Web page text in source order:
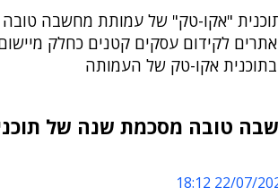
"אקו-טק" של עמותת מחשבה טובה
לקידום עסקים קטנים כחלק
אקו-טק של העמותה
טובה מסכמת שנה של
22/07/2024